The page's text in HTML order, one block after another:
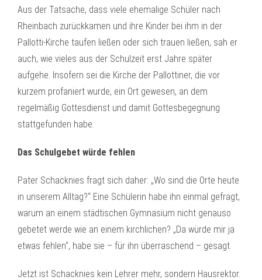
Aus der Tatsache, dass viele ehemalige Schüler nach
Rheinbach zurückkamen und ihre Kinder bei ihm in der
Pallotti-Kirche taufen ließen oder sich trauen ließen, sah er
auch, wie vieles aus der Schulzeit erst Jahre später
aufgehe. Insofern sei die Kirche der Pallottiner, die vor
kurzem profaniert wurde, ein Ort gewesen, an dem
regelmäßig Gottesdienst und damit Gottesbegegnung
stattgefunden habe.
Das Schulgebet würde fehlen
Pater Schacknies fragt sich daher: „Wo sind die Orte heute
in unserem Alltag?“ Eine Schülerin habe ihn einmal gefragt,
warum an einem städtischen Gymnasium nicht genauso
gebetet werde wie an einem kirchlichen? „Da würde mir ja
etwas fehlen“, habe sie – für ihn überraschend – gesagt.
Jetzt ist Schacknies kein Lehrer mehr, sondern Hausrektor.